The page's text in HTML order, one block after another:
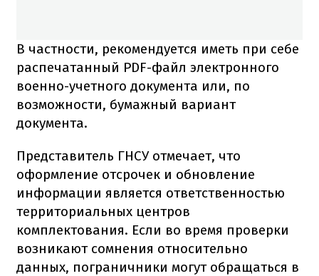
В частности, рекомендуется иметь при себе
распечатанный PDF-файл электронного
военно-учетного документа или, по
возможности, бумажный вариант
документа.
Представитель ГНСУ отмечает, что
оформление отсрочек и обновление
информации является ответственностью
территориальных центров
комплектования. Если во время проверки
возникают сомнения относительно
данных, пограничники могут обращаться в